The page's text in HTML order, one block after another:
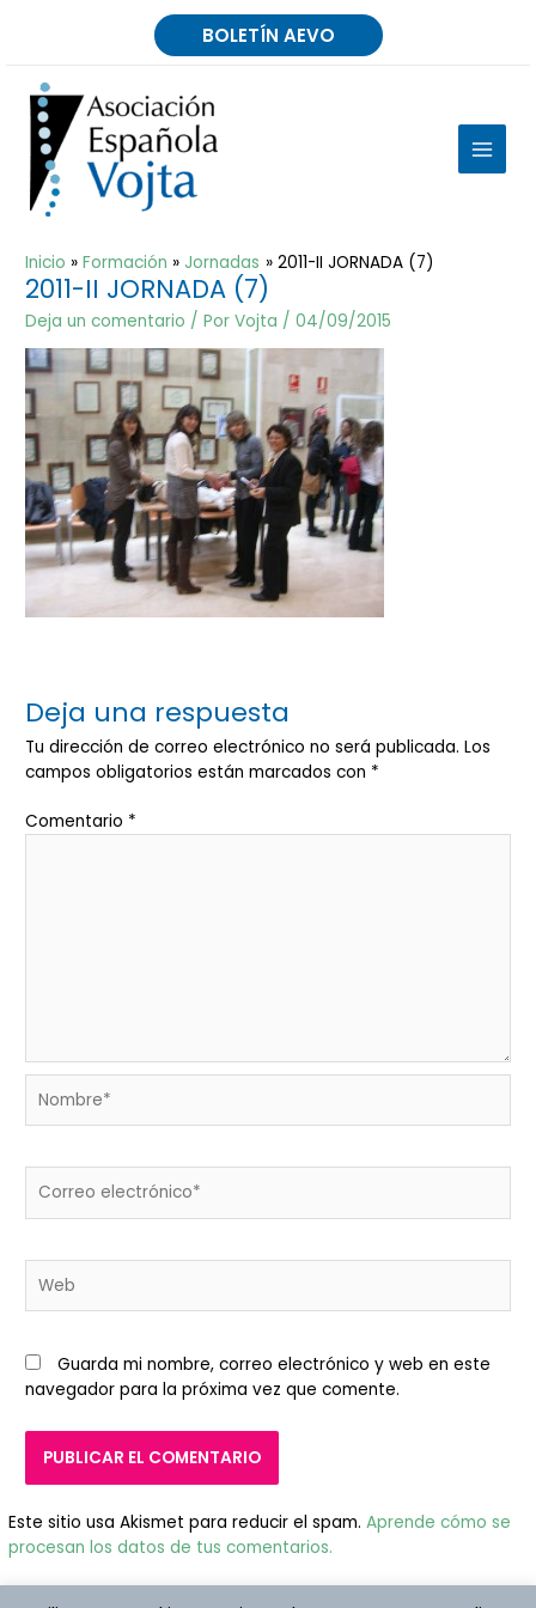
BOLETÍN AEVO
MAIN
Inicio Formación Jornadas 2011-II JORNADA (7)
2011-II JORNADA (7)
Deja un comentario / PorVojta /04/09/2015
Deja una respuesta
Tu dirección de correo electrónico no será publicada. Los
campos obligatorios están marcados con *
Comentario *
electrónico*
Guarda mi nombre, correo electrónico y web en este
navegador para la próxima vez que comente.
Este sitio usa Akismet para reducir el spam.Aprende cómo se
procesan los datos de tus comentarios.